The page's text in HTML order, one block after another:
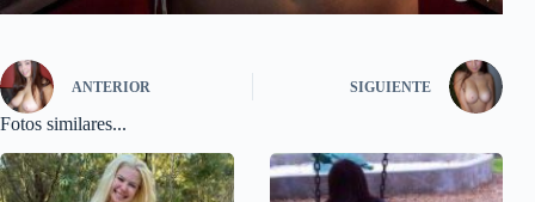
ANTERIOR SIGUIENTE
Fotos similares...